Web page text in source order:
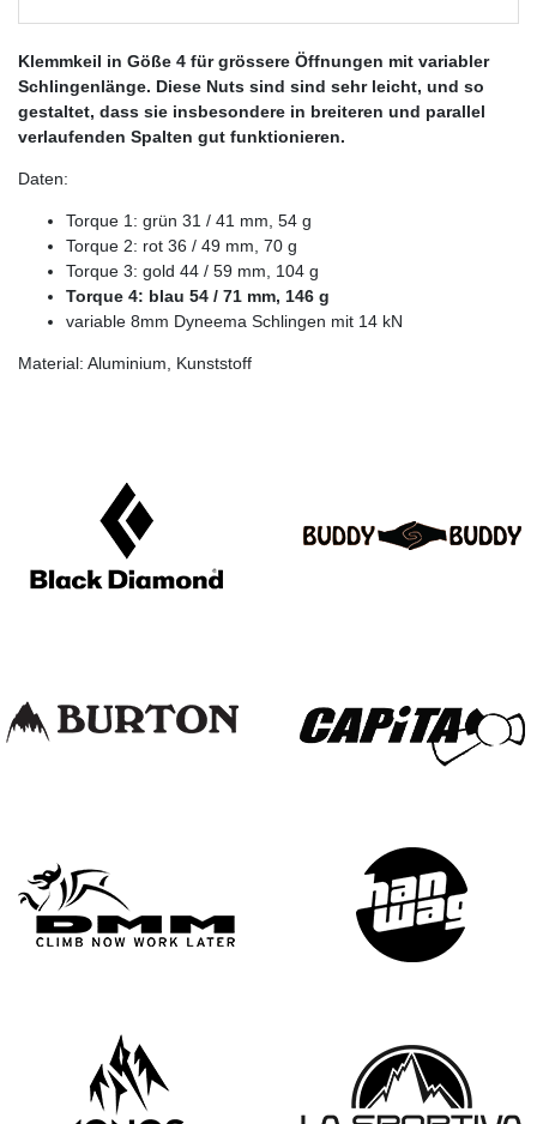
Klemmkeil in Göße 4 für grössere Öffnungen mit variabler
Schlingenlänge. Diese Nuts sind sind sehr leicht, und so
gestaltet, dass sie insbesondere in breiteren und parallel
verlaufenden Spalten gut funktionieren.
Daten:
Torque 1: grün 31 / 41 mm, 54 g
Torque 2: rot 36 / 49 mm, 70 g
Torque 3: gold 44 / 59 mm, 104 g
Torque 4: blau 54 / 71 mm, 146 g
variable 8mm Dyneema Schlingen mit 14 kN
Material: Aluminium, Kunststoff